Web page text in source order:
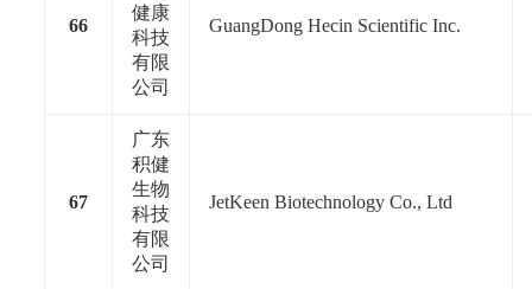
66
健康
科技
有限
公司
GuangDong Hecin Scientific Inc.
67
广东
积健
生物
科技
有限
公司
JetKeen Biotechnology Co., Ltd